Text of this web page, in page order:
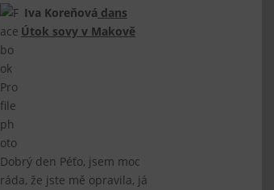
Iva Koreňová dans
Útok sovy v Makově
Dobrý den Péťo, jsem moc
ráda, že jste mě opravila, já